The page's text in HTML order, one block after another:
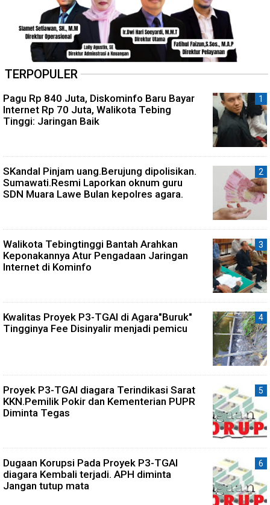
TERPOPULER
Pagu Rp 840 Juta, Diskominfo Baru Bayar
Internet Rp 70 Juta, Walikota Tebing
Tinggi: Jaringan Baik
SKandal Pinjam uang.Berujung dipolisikan.
Sumawati.Resmi Laporkan oknum guru
SDN Muara Lawe Bulan kepolres agara.
Walikota Tebingtinggi Bantah Arahkan
Keponakannya Atur Pengadaan Jaringan
Internet di Kominfo
Kwalitas Proyek P3-TGAI di Agara"Buruk"
Tingginya Fee Disinyalir menjadi pemicu
Proyek P3-TGAI diagara Terindikasi Sarat
KKN.Pemilik Pokir dan Kementerian PUPR
Diminta Tegas
Dugaan Korupsi Pada Proyek P3-TGAI
diagara Kembali terjadi. APH diminta
Jangan tutup mata